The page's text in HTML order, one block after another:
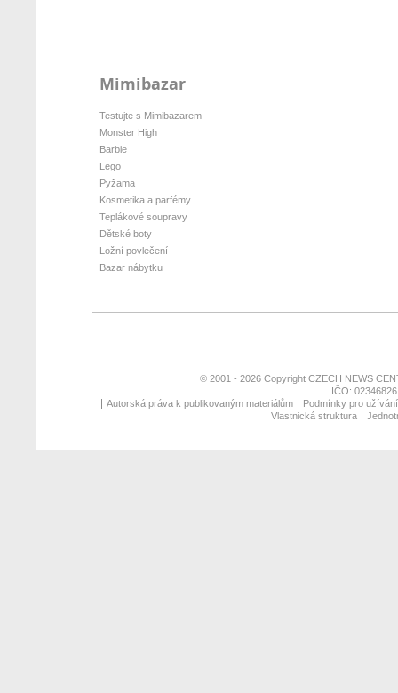
Mimibazar
Testujte s Mimibazarem
Monster High
Barbie
Lego
Pyžama
Kosmetika a parfémy
Teplákové soupravy
Dětské boty
Ložní povlečení
Bazar nábytku
© 2001 - 2026 Copyright CZECH NEWS
IČO:
Autorská práva k publikovaným materiálům
Podmínky pro
Vlastnická struktura